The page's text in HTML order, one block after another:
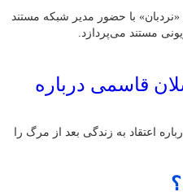
با حضور مدیر شبکه مستند
مستند می‌پردازد.
قاسمی درباره
اعتقاد به زندگی بعد از مرگ را